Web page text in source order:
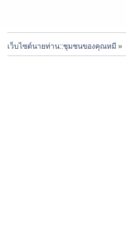
เว็บไซต์นายท่าน::ชุมชนของคุณหมี »